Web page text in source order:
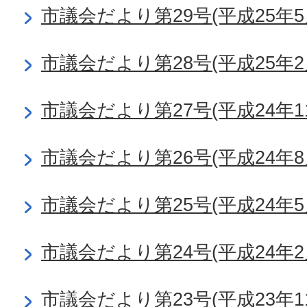
市議会だより第29号(平成25年
市議会だより第28号(平成25年
市議会だより第27号(平成24年
市議会だより第26号(平成24年
市議会だより第25号(平成24年
市議会だより第24号(平成24年
市議会だより第23号(平成23年